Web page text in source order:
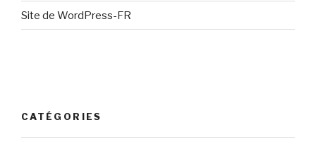
Site de WordPress-FR
CATÉGORIES